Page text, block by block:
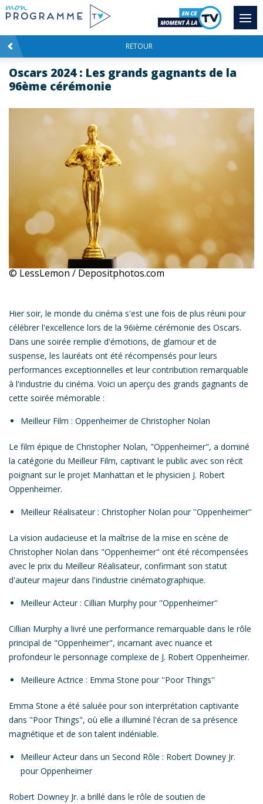
RETOUR
Oscars 2024 : Les grands gagnants de la
96ème cérémonie
© LessLemon / Depositphotos.com
Hier soir, le monde du cinéma s'est une fois de plus réuni pour
célébrer l'excellence lors de la 96ième cérémonie des Oscars.
Dans une soirée remplie d'émotions, de glamour et de
suspense, les lauréats ont été récompensés pour leurs
performances exceptionnelles et leur contribution remarquable
à l'industrie du cinéma. Voici un aperçu des grands gagnants de
cette soirée mémorable :
Meilleur Film : Oppenheimerde Christopher Nolan
Le film épique de Christopher Nolan, "Oppenheimer", a dominé
la catégorie du Meilleur Film, captivant le public avec son récit
poignant sur le projet Manhattan et le physicien J. Robert
Oppenheimer.
Meilleur Réalisateur: Christopher Nolan pour ''Oppenheimer''
La vision audacieuse et la maîtrise de la mise en scène de
Christopher Nolan dans "Oppenheimer" ont été récompensées
avec le prix du Meilleur Réalisateur, confirmant son statut
d'auteur majeur dans l'industrie cinématographique.
Meilleur Acteur: Cillian Murphy pour ''Oppenheimer''
Cillian Murphy a livré une performance remarquable dans le rôle
principal de "Oppenheimer", incarnant avec nuance et
profondeur le personnage complexe de J. Robert Oppenheimer.
Meilleure Actrice : Emma Stone pour ''Poor Things''
Emma Stone a été saluée pour son interprétation captivante
dans "Poor Things", où elle a illuminé l'écran de sa présence
magnétique et de son talent indéniable.
Meilleur Acteur dans un Second Rôle : Robert Downey Jr.
pour Oppenheimer
Robert Downey Jr. a brillé dans le rôle de soutien de